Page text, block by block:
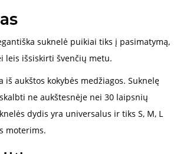
suknelė puikiai tiks į pasimatymą,
leis išsiskirti švenčių metu.
iš aukštos kokybės medžiagos. Suknelę
ne aukštesnėje nei 30 laipsnių
dydis yra universalus ir tiks S, M, L
moterims.